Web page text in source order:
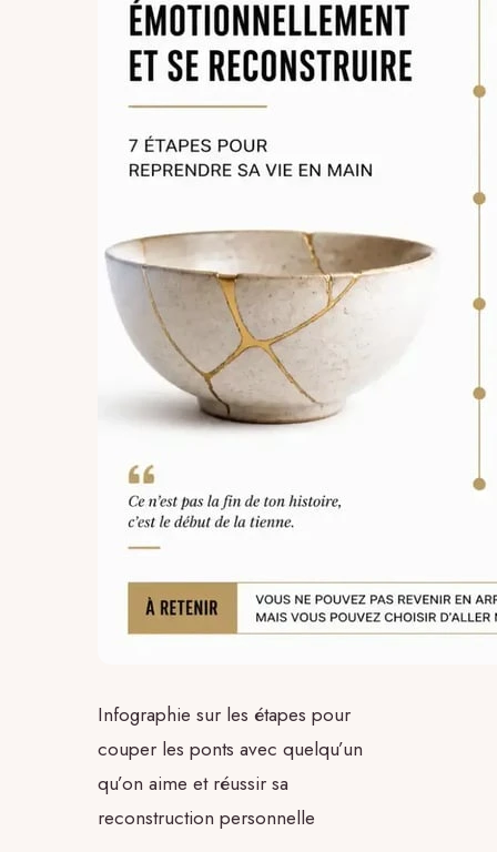
Infographie sur les étapes pour
couper les ponts avec quelqu’un
qu’on aime et réussir sa
reconstruction personnelle